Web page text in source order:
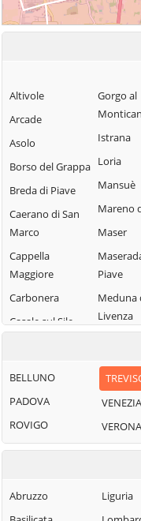
Altivole
Arcade
Asolo
Borso del Grappa
Breda di Piave
Caerano di San
Marco
Cappella
Maggiore
Carbonera
Casale sul Sile
Godego
Tomba
Cessalto
Gorgo al
Istrana
Loria
Mansuè
Mareno
Maser
Piave
Meduna
Livenza
Treviso
Monfumo
Moriago
Battaglia
BELLUNO
PADOVA
ROVIGO
VENEZIA
VERONA
Abruzzo
Liguria